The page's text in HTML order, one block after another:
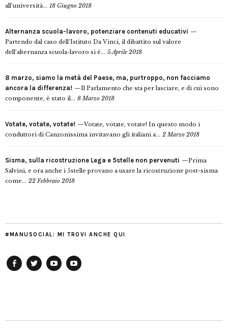
all’università... 18 Giugno 2018
Alternanza scuola-lavoro, potenziare contenuti educativi
Partendo dal caso dell’Istituto Da Vinci, il dibattito sul valore
dell’alternanza scuola-lavoro si è... 5 Aprile 2018
8 marzo, siamo la metà del Paese, ma, purtroppo, non facciamo
ancora la differenza!
Il Parlamento che sta per lasciare, e di cui sono
componente, è stato il... 8 Marzo 2018
Votate, votate, votate!
Votate, votate, votate! In questo modo i
conduttori di Canzonissima invitavano gli italiani a... 2 Marzo 2018
Sisma, sulla ricostruzione Lega e 5stelle non pervenuti
Prima
Salvini, e ora anche i 5stelle provano a usare la ricostruzione post-sisma
come... 22 Febbraio 2018
#MANUSOCIAL: MI TROVI ANCHE QUI